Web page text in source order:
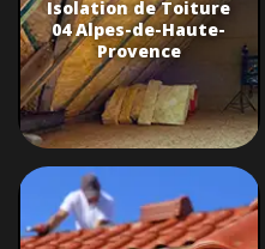
Isolation de Toiture
04 Alpes-de-Haute-
Provence